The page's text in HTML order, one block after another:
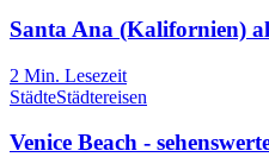
Santa Ana (Kalifornien)
2 Min. Lesezeit
StädteStädtereisen
Venice Beach -